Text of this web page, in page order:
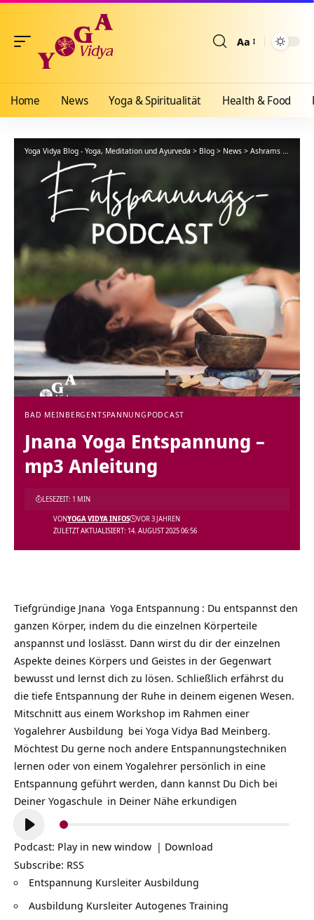
Aa
Home News Yoga & Spiritualität Health & Food
Yoga Vidya Blog - Yoga, Meditation und Ayurveda > Blog > News > Ashrams
BAD MEINBERG ENTSPANNUNG PODCAST
Jnana Yoga Entspannung –
mp3 Anleitung
ZULETZT AKTUALISIERT: 14. AUGUST 2025 06:56
VONYOGA VIDYA INFOS VOR 3 JAHREN
LESEZEIT: 1 MIN
Tiefgründige Jnana Yoga Entspannung : Du entspannst den
ganzen Körper, indem du die einzelnen Körperteile
anspannst und loslässt. Dann wirst du dir der einzelnen
Aspekte deines Körpers und Geistes in der Gegenwart
bewusst und lernst dich zu lösen. Schließlich erfährst du
die tiefe Entspannung der Ruhe in deinem eigenen Wesen.
Mitschnitt aus einem Workshop im Rahmen einer
Yogalehrer Ausbildung bei Yoga Vidya Bad Meinberg.
Möchtest Du gerne noch andere Entspannungstechniken
lernen oder von einem Yogalehrer persönlich in eine
Entspannung geführt werden, dann kannst Du Dich bei
Deiner Yogaschule in Deiner Nähe erkundigen
Audio-
Player
Podcast: Play in new window | Download
Subscribe: RSS
Entspannung Kursleiter Ausbildung
Ausbildung Kursleiter Autogenes Training